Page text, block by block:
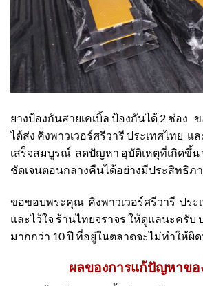
ยางป้องกันสายเคเบิ้ล ป้องกันได้ 2 ช่อง
ได้ส่ง คิงพาวเวอร์ศรีวารี ประเทศไทย แ
เสร็จสมบูรณ์ ลดปัญหา อุบัติเหตุที่เกิดขึ้น
ชัดเจนตอนกลางคืนได้อย่างมีประสิทธิภา
ขอขอบพระคุณ คิงพาวเวอร์ศรีวารี ปร
และไว้ใจ ร้านไทยจราจร ให้ดูแลนะครับ
มากกว่า 10 ปี ที่อยู่ในตลาดจะไม่ทำให้ผิ
ผลของการแก้ปัญหาขอ